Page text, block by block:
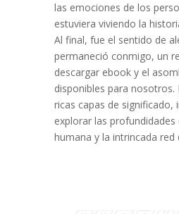
las emociones de los
estuviera viviendo la
Al final, fue el sentido de
permaneció conmigo, un
descargar ebook y el
disponibles para nosotros.
ricas capas de significado,
explorar las profundidades
humana y la intrincada red